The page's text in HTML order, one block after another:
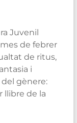
Juvenil
de febrer
de ritus,
i
gènere:
llibre de la